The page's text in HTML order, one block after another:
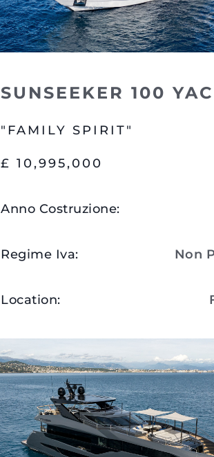
SUNSEEKER 100
"FAMILY SPIRIT"
£ 10,995,000
Anno Costruzione:
Regime Iva: Non
Location: